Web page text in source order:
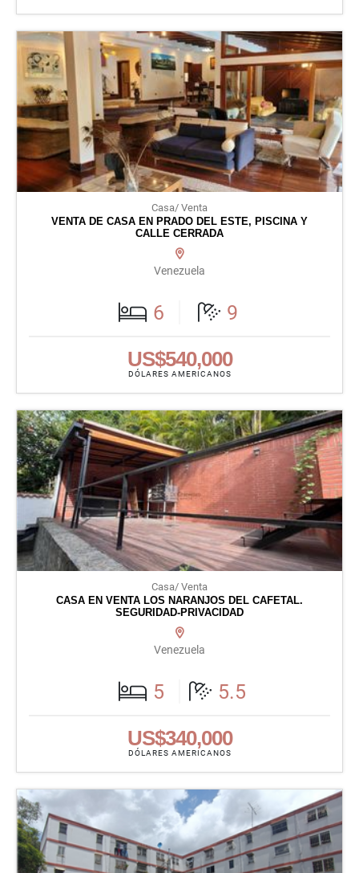
Casa/ Venta
VENTA DE CASA EN PRADO DEL ESTE, PISCINA Y
CALLE CERRADA
Venezuela
6 9
US$540,000
DÓLARES AMERICANOS
Casa/ Venta
CASA EN VENTA LOS NARANJOS DEL CAFETAL.
SEGURIDAD-PRIVACIDAD
Venezuela
5 5.5
US$340,000
DÓLARES AMERICANOS